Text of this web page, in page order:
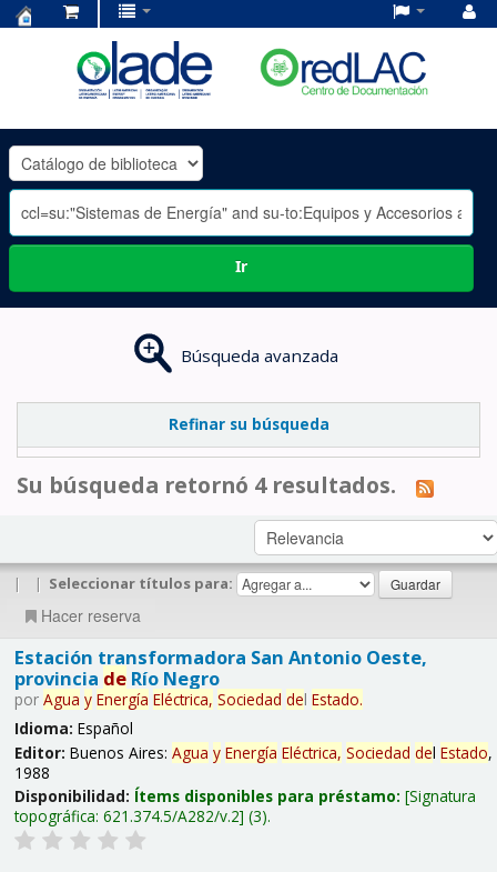
OLADE
-
Ir
Búsqueda avanzada
Refinar su búsqueda
Su búsqueda retornó 4 resultados.
| | Seleccionar títulos para:
Hacer reserva
Estación transformadora San Antonio Oeste,
provincia deRío Negro
por Agua y Energía Eléctrica, Sociedad del Estado.
Idioma: Español
Editor: Buenos Aires: Agua y Energía Eléctrica, Sociedad del Estado,
1988
Disponibilidad: Ítems disponibles para préstamo: Signatura
topográfica: 621.374.5/A282/v.2 (3).